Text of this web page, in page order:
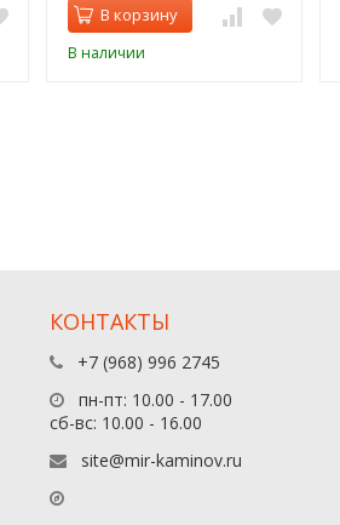
В корзину
В наличии
КОНТАКТЫ
+7 (968) 996 2745
пн-пт: 10.00 - 17.00
сб-вс: 10.00 - 16.00
site@mir-kaminov.ru